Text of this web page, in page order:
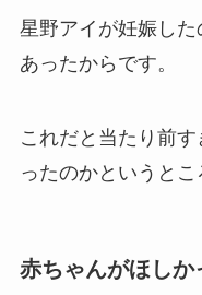
星野アイが妊娠し
あったからです。
これだと当たり前
ったのかというとこ
赤ちゃんがほしか